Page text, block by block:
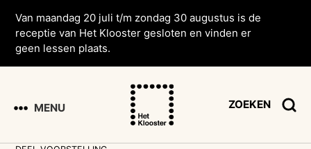
Van maandag 20 juli t/m zondag 30 augustus is de
receptie van Het Klooster gesloten en vinden er
geen lessen plaats.
MENU ZOEKEN